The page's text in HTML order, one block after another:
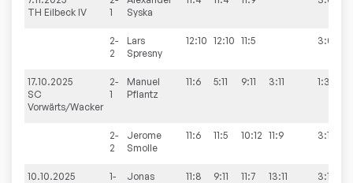
TH Eilbeck IV
1
Syska
2-
2
Lars
Spresny
12:10 12:10 11:5 3:0
17.10.2025
SC
Vorwärts/Wacker
2-
1
Manuel
Pflantz
11:6 5:11 9:11 3:11 1:3
2-
2
Jerome
Smolle
11:6 11:5 10:12 11:9 3:1
10.10.2025
1-
Jonas
11:8 9:11 11:7 13:11 3:1